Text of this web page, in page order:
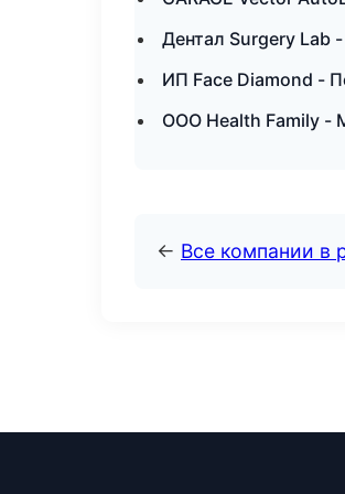
Дентал Surgery Lab
ИП Face Diamond -
ООО Health Family -
← Все компании в